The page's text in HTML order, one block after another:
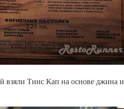
Тинс Кап на основе джина и